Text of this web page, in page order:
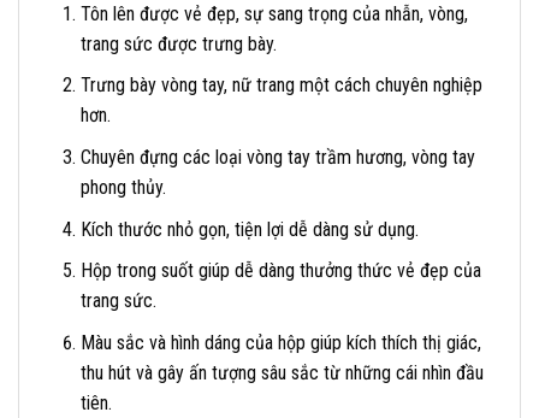
Tôn lên được vẻ đẹp, sự sang trọng của nhẫn, vòng,
trang sức được trưng bày.
Trưng bày vòng tay, nữ trang một cách chuyên nghiệp
hơn.
Chuyên đựng các loại vòng tay trầm hương, vòng tay
phong thủy.
Kích thước nhỏ gọn, tiện lợi dễ dàng sử dụng.
Hộp trong suốt giúp dễ dàng thưởng thức vẻ đẹp của
trang sức.
Màu sắc và hình dáng của hộp giúp kích thích thị giác,
thu hút và gây ấn tượng sâu sắc từ những cái nhìn đầu
tiên.